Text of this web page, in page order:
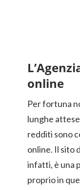
online
Per fortuna
lunghe
redditi sono
online. Il sito
infatti, è una
proprio in